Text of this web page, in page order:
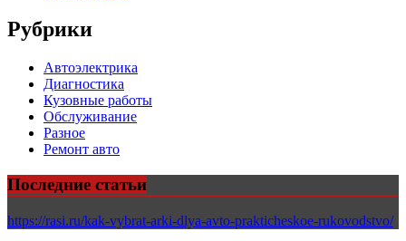
Рубрики
Автоэлектрика
Диагностика
Кузовные работы
Обслуживание
Разное
Ремонт авто
Последние статьи
https://rasi.ru/kak-vybrat-arki-dlya-avto-prakticheskoe-rukovodstvo/